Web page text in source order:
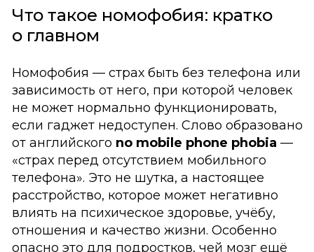
Что такое номофобия: кратко
о главном
Номофобия — страх быть без телефона или
зависимость от него, при которой человек
не может нормально функционировать,
если гаджет недоступен. Слово образовано
от английского no mobile phone phobia —
«страх перед отсутствием мобильного
телефона». Это не шутка, а настоящее
расстройство, которое может негативно
влиять на психическое здоровье, учёбу,
отношения и качество жизни. Особенно
опасно это для подростков, чей мозг ещё